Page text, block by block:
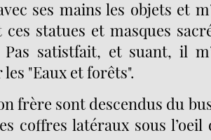
ses mains les objets et
ces statues et masques
Pas satistfait, et suant, il
"Eaux et forêts".
frère sont descendus du
coffres latéraux sous l’oeil